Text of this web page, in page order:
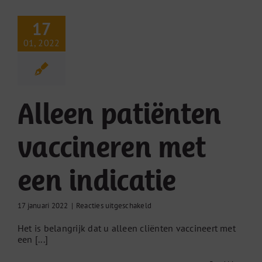
17
01, 2022
Alleen patiënten
vaccineren met
een indicatie
17 januari 2022 | Reacties uitgeschakeld
patiënten
Het is belangrijk dat u alleen cliënten vaccineert met
een [...]